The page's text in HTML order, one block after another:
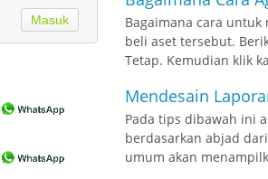
Bagaimana cara
beli aset tersebut.
Tetap. Kemudian klik
Mendesain
Pada tips dibawah ini
berdasarkan abjad
umum akan